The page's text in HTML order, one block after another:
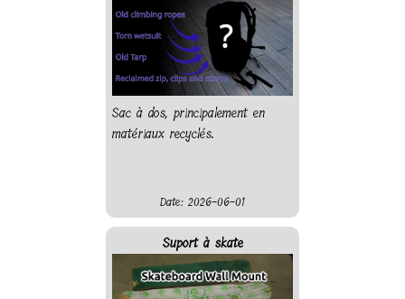
Sac à dos, principalement en
matériaux recyclés.
Date: 2026-06-01
Suport à skate